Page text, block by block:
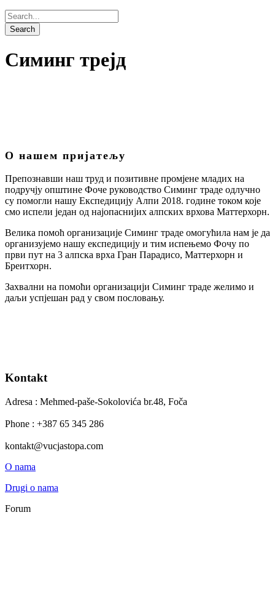
Симинг трејд
О нашем пријатељу
Препознавши наш труд и позитивне промјене младих на
подручју општине Фоче руководство Симинг траде одлучно
су помогли нашу Експедицију Алпи 2018. године током које
смо испели један од најопаснијих алпских врхова Маттерхорн.
Велика помоћ организације Симинг траде омогућила нам је да
организујемо нашу експедицију и тим испењемо Фочу по
први пут на 3 алпска врха Гран Парадисо, Маттерхорн и
Бреитхорн.
Захвални на помоћи организацији Симинг траде желимо и
даљи успјешан рад у свом пословању.
Kontakt
Adresa : Mehmed-paše-Sokolovića br.48, Foča
Phone : +387 65 345 286
kontakt@vucjastopa.com
O nama
Drugi o nama
Forum